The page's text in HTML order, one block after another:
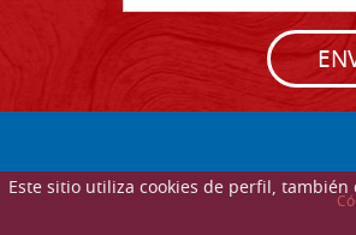
Este sitio utiliza cookies de perfil,